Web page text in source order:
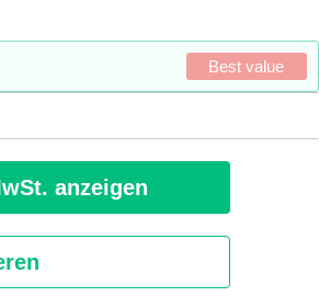
Best value
anzeigen